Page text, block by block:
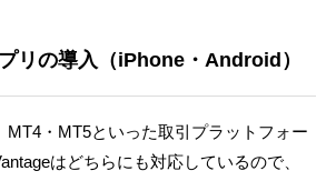
リの導入（iPhone・Android）
MT4・MT5といった取引プラットフォー
はどちらにも対応しているので、